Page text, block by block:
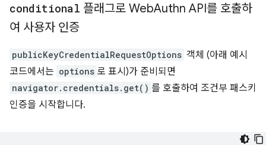
conditional 플래그로 WebAuthn API를 호출하
여 사용자 인증
publicKeyCredentialRequestOptions 객체 (아래 예시
코드에서는 options 로 표시)가 준비되면
navigator.credentials.get() 를 호출하여 조건부 패스키
인증을 시작합니다.